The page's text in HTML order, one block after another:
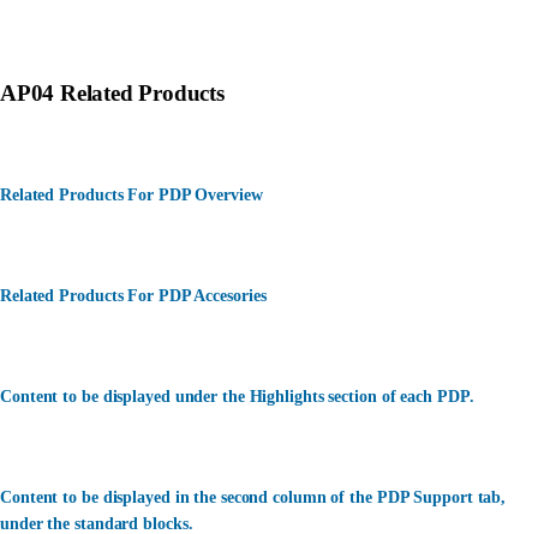
AP04 Related Products
Related Products For PDP Overview
Related Products For PDP Accesories
Content to be displayed under the Highlights section of each PDP.
Content to be displayed in the second column of the PDP Support tab,
under the standard blocks.